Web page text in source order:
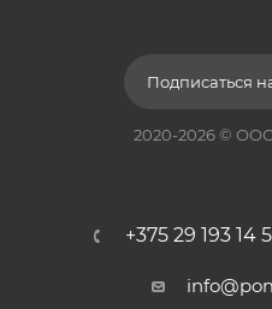
Подписаться
2020-2026 ©
+375 29 193 14